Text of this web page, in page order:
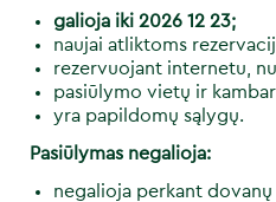
galioja iki 2026 12 23;
naujai atliktoms
rezervuojant internetu,
pasiūlymo vietų ir
yra papildomų sąlygų.
Pasiūlymas negalioja:
negalioja perkant dovanų